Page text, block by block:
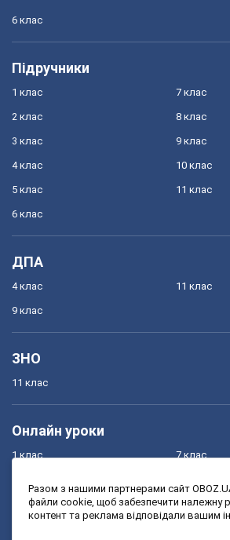
6 клас
Підручники
1 клас
2 клас
3 клас
4 клас
5 клас
6 клас
7 клас
8 клас
9 клас
10 клас
11 клас
ДПА
4 клас
9 клас
11 клас
ЗНО
11 клас
Онлайн уроки
1 клас
3 клас
7 клас
9 клас
Разом з нашими партнерами сайт
файли cookie, щоб забезпечити належну
контент та реклама відповідали вашим